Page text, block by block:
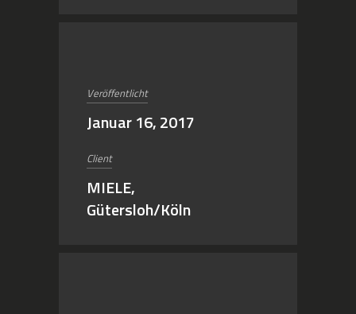
Veröffentlicht
Januar 16, 2017
Client
MIELE,
Gütersloh/Köln